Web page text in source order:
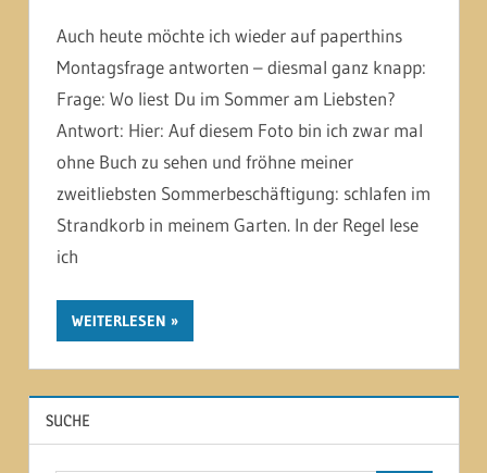
Auch heute möchte ich wieder auf paperthins
Montagsfrage antworten – diesmal ganz knapp:
Frage: Wo liest Du im Sommer am Liebsten?
Antwort: Hier: Auf diesem Foto bin ich zwar mal
ohne Buch zu sehen und fröhne meiner
zweitliebsten Sommerbeschäftigung: schlafen im
Strandkorb in meinem Garten. In der Regel lese
ich
WEITERLESEN
SUCHE